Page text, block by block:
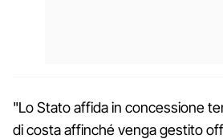
"Lo Stato affida in concessione
di costa affinché venga gestito